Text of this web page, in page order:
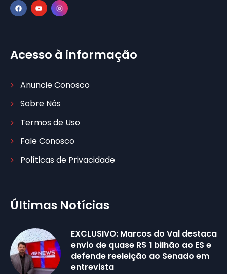
Acesso à informação
Anuncie Conosco
Sobre Nós
Termos de Uso
Fale Conosco
Políticas de Privacidade
Últimas Notícias
EXCLUSIVO: Marcos do Val destaca
envio de quase R$ 1 bilhão ao ES e
defende reeleição ao Senado em
entrevista